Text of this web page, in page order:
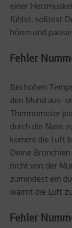
einer
fühlst, solltest
hören und
Fehler
Bei hohen
den Mund aus-
Thermometer
durch die Nase
kommt die Luft
Deine
nicht von der
zumindest ein
wärmt die Luft
Fehler